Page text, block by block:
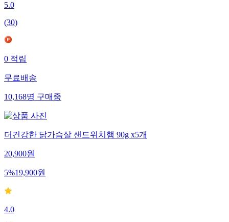
5.0
(30)
0 적립
무료배송
10,168명 구매중
더건강한 닭가슴살 샌드위치햄 90g x5개
20,900원
5%19,900원
4.0